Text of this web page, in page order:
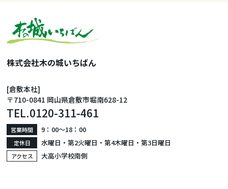
株式会社木の城いちばん
[倉敷本社]
〒710-0841 岡山県倉敷市堀南628-12
TEL.0120-311-461
営業時間 9：00〜18：00
定休日 水曜日・第2火曜日・第4木曜日・第3日曜日
アクセス 大高小学校南側